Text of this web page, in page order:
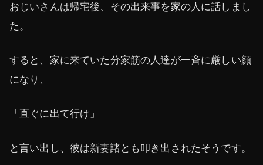
おじいさんは帰宅後、その出来事を家の人に話しまし
た。
すると、家に来ていた分家筋の人達が一斉に厳しい顔
になり、
「直ぐに出て行け」
と言い出し、彼は新妻諸とも叩き出されたそうです。